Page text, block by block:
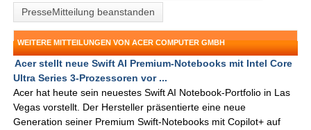
PresseMitteilung beanstanden
WEITERE MITTEILUNGEN VON ACER COMPUTER GMBH
Acer stellt neue Swift AI Premium-Notebooks mit Intel Core
Ultra Series 3-Prozessoren vor ...
Acer hat heute sein neuestes Swift AI Notebook-Portfolio in Las
Vegas vorstellt. Der Hersteller präsentierte eine neue
Generation seiner Premium Swift-Notebooks mit Copilot+ auf